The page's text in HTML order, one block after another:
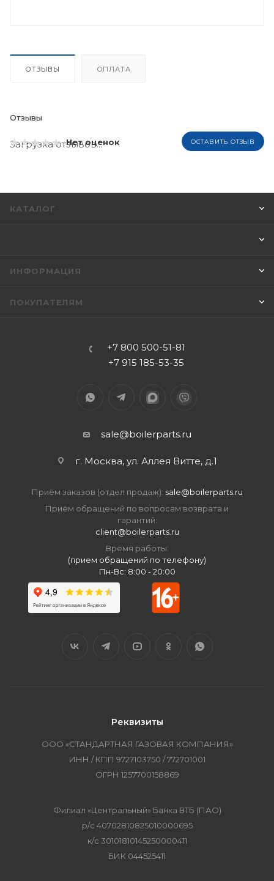
ОТЗЫВЫ ОПЛАТА
Отзывы
Нет оценок ОСТАВИТЬ ОТЗЫВ
Загрузка отзывов...
КАТАЛОГ
ИНФОРМАЦИЯ
ПОКУПАТЕЛЯМ
+7 800 500-51-81
+7 915 185-53-35
sale@boilerparts.ru
г. Москва, ул. Аллея Витте, д.1
Приём заказов (отдел продаж): sale@boilerparts.ru
Приём обращений по вопросам возврата и
гарантий:
client@boilerparts.ru
Время работы:
(прием обращений по телефону)
Пн-Вс: 8:00 - 20:00
Реквизиты
ООО «СТАНДАРТНАЯ ГАЗОВАЯ КОМПАНИЯ»
ИНН / КПП 9727103750 / 772701001
ОГРН 1257700158869
Филиал «Центральный» Банка ВТБ (ПАО)
р/с 40702810825010000695
к/с 30101810145250000411
БИК 044525411